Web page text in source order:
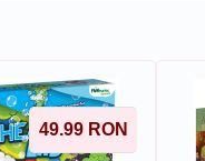
49.99 RON